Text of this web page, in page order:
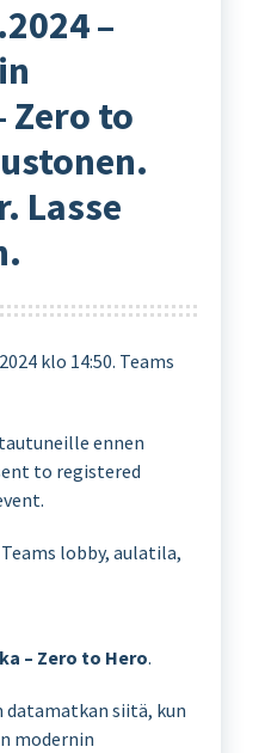
–
Zero to
Lasse
klo 14:50. Teams
ennen
to registered
lobby, aulatila,
– Zero to Hero.
datamatkan siitä, kun
modernin